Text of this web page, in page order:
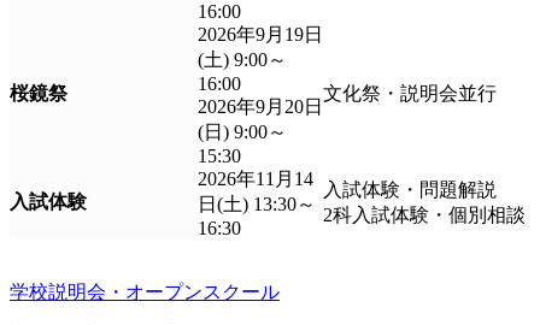
16:00
桜鏡祭
2026年9月19日
(土) 9:00～
16:00
2026年9月20日
(日) 9:00～
15:30
文化祭・説明会並行
入試体験
2026年11月14
日(土) 13:30～
16:30
入試体験・問題解説
2科入試体験・個別相談
学校説明会・オープンスクール